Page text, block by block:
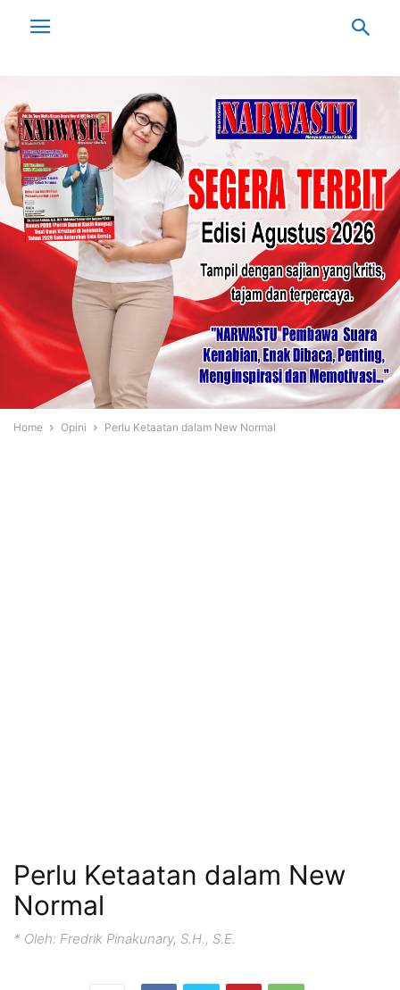
Home Opini Perlu Ketaatan dalam New Normal
Perlu Ketaatan dalam New
Normal
* Oleh: Fredrik Pinakunary, S.H., S.E.